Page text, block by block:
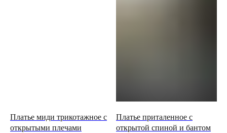
Платье миди трикотажное с
открытыми плечами
Платье приталенное с
открытой спиной и бантом